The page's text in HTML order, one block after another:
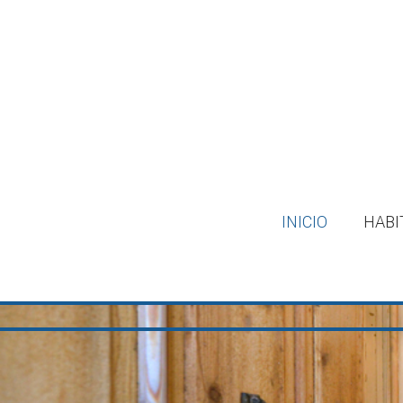
INICIO